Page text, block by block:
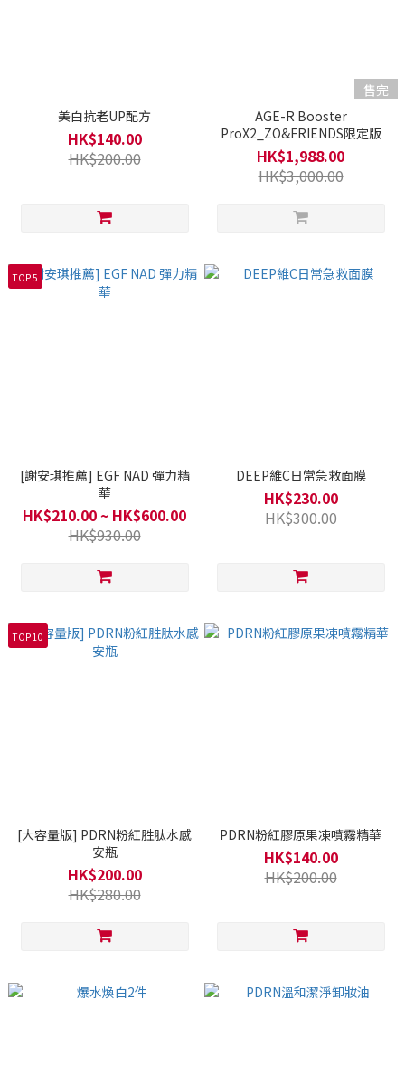
美白抗老UP配方
HK$140.00
HK$200.00
售完
AGE-R Booster
ProX2_ZO&FRIENDS限定版
HK$1,988.00
HK$3,000.00
TOP 5
[謝安琪推薦] EGF NAD 彈力精
華
HK$210.00 ~ HK$600.00
HK$930.00
DEEP維C日常急救面膜
HK$230.00
HK$300.00
TOP 10
[大容量版] PDRN粉紅胜肽水感
安瓶
HK$200.00
HK$280.00
PDRN粉紅膠原果凍噴霧精華
HK$140.00
HK$200.00